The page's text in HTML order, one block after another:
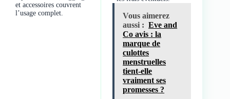
et accessoires couvrent
l’usage complet.
Vous aimerez
aussi : Eve and
Co avis : la
marque de
culottes
menstruelles
tient-elle
vraiment ses
promesses ?